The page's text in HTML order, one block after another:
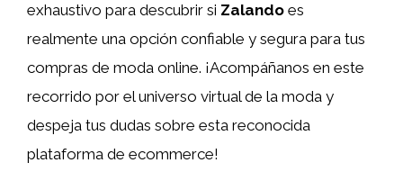
exhaustivo para descubrir si Zalando es
realmente una opción confiable y segura para tus
compras de moda online. ¡Acompáñanos en este
recorrido por el universo virtual de la moda y
despeja tus dudas sobre esta reconocida
plataforma de ecommerce!